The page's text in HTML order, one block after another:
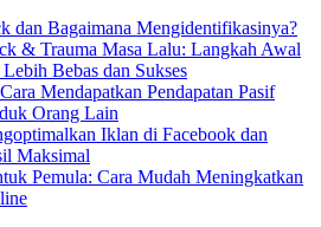
dan Bagaimana Mengidentifikasinya?
& Trauma Masa Lalu: Langkah Awal
Bebas dan Sukses
Mendapatkan Pendapatan Pasif
Orang Lain
Iklan di Facebook dan
Maksimal
Pemula: Cara Mudah Meningkatkan